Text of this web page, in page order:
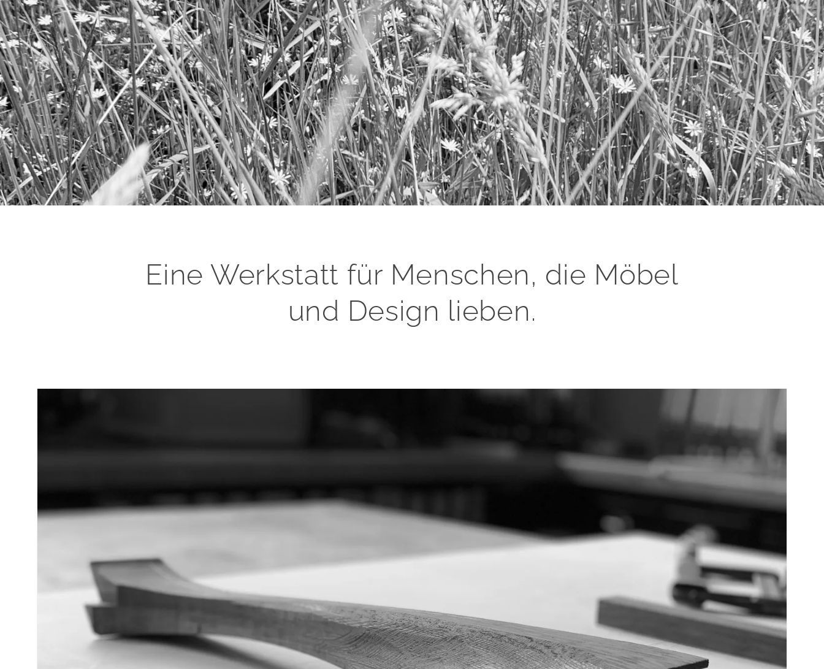
Eine Werkstatt für Menschen, die Möbel
und Design lieben.